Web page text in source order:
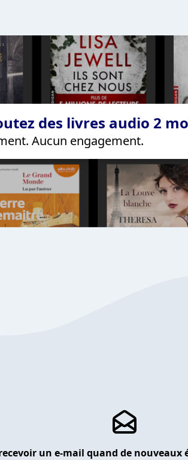
des livres audio 2
Aucun engagement.
un e-mail quand de nouveaux